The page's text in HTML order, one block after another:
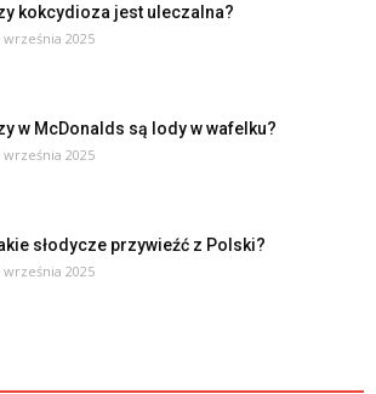
kokcydioza jest uleczalna?
września 2025
w McDonalds są lody w wafelku?
września 2025
słodycze przywieźć z Polski?
września 2025